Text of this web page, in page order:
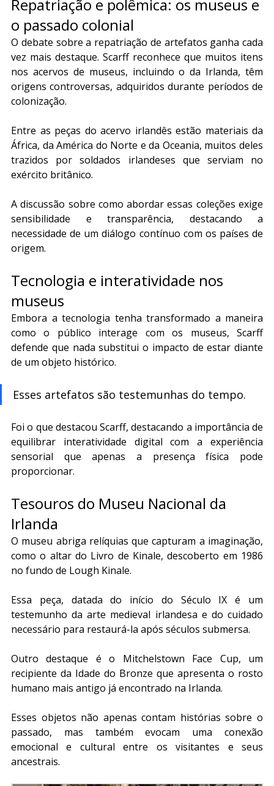
Repatriação e polêmica: os museus e
o passado colonial
O debate sobre a repatriação de artefatos ganha cada
vez mais destaque. Scarff reconhece que muitos itens
nos acervos de museus, incluindo o da Irlanda, têm
origens controversas, adquiridos durante períodos de
colonização.
Entre as peças do acervo irlandês estão materiais da
África, da América do Norte e da Oceania, muitos deles
trazidos por soldados irlandeses que serviam no
exército britânico.
A discussão sobre como abordar essas coleções exige
sensibilidade e transparência, destacando a
necessidade de um diálogo contínuo com os países de
origem.
Tecnologia e interatividade nos
museus
Embora a tecnologia tenha transformado a maneira
como o público interage com os museus, Scarff
defende que nada substitui o impacto de estar diante
de um objeto histórico.
Esses artefatos são testemunhas do tempo.
Foi o que destacou Scarff, destacando a importância de
equilibrar interatividade digital com a experiência
sensorial que apenas a presença física pode
proporcionar.
Tesouros do Museu Nacional da
Irlanda
O museu abriga relíquias que capturam a imaginação,
como o altar do Livro de Kinale, descoberto em 1986
no fundo de Lough Kinale.
Essa peça, datada do início do Século IX é um
testemunho da arte medieval irlandesa e do cuidado
necessário para restaurá-la após séculos submersa.
Outro destaque é o Mitchelstown Face Cup, um
recipiente da Idade do Bronze que apresenta o rosto
humano mais antigo já encontrado na Irlanda.
Esses objetos não apenas contam histórias sobre o
passado, mas também evocam uma conexão
emocional e cultural entre os visitantes e seus
ancestrais.